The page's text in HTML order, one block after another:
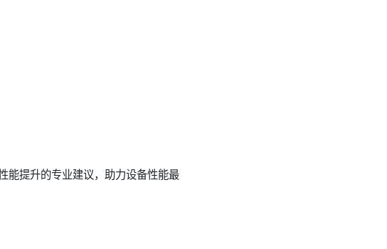
能提升的专业建议，助力设备性能最